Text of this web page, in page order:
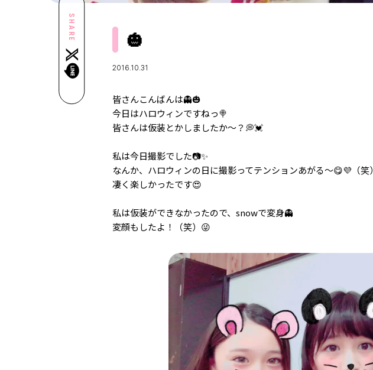
SHARE 🎃
2016.10.31
皆さんこんばんは👻🎃
今日はハロウィンですねっ🍭
皆さんは仮装とかしましたか〜？💭💓
私は今日撮影でした📷✨
なんか、ハロウィンの日に撮影ってテンションあがる〜😋💜（笑）
凄く楽しかったです😍
私は仮装ができなかったので、snowで変身👻
変顔もしたよ！（笑）😜